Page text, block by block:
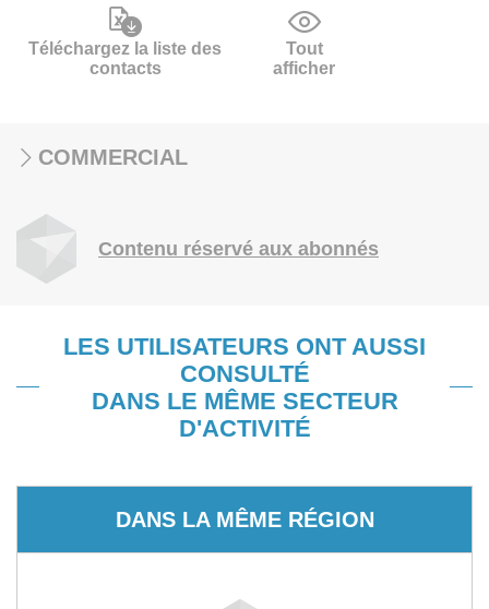
Téléchargez la liste des
contacts
Tout
afficher
COMMERCIAL
Contenu réservé aux abonnés
LES UTILISATEURS ONT AUSSI
CONSULTÉ
DANS LE MÊME SECTEUR
D'ACTIVITÉ
DANS LA MÊME RÉGION